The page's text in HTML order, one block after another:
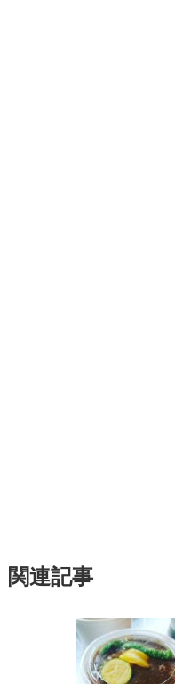
関連記事